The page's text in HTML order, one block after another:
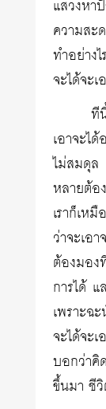
แสวงหา
ความสะ
ทำอย่าง
จะได้จะเ
ที
เอาจะไ
ไม่สมดุ
หลายต้อ
เราก็เห
ว่าจะเ
ต้องมอง
การได้
เพราะ
จะได้จะ
บอกว่าคิ
ขึ้นมา ชี